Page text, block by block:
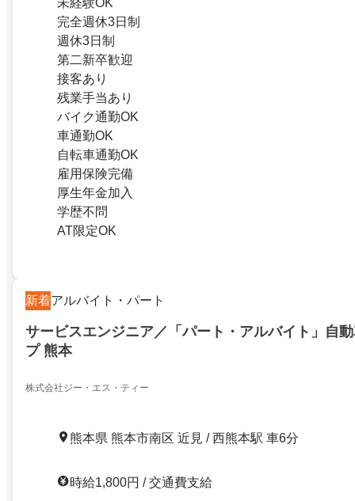
完全週休3日制
週休3日制
第二新卒歓迎
接客あり
残業手当あり
バイク通勤OK
車通勤OK
自転車通勤OK
雇用保険完備
厚生年金加入
学歴不問
AT限定OK
新着アルバイト・パート
サービスエンジニア／「パート・アルバイト」自
プ 熊本
株式会社ジー・エス・ティー
熊本県 熊本市南区 近見 / 西熊本駅 車6分
時給1,800円 / 交通費支給